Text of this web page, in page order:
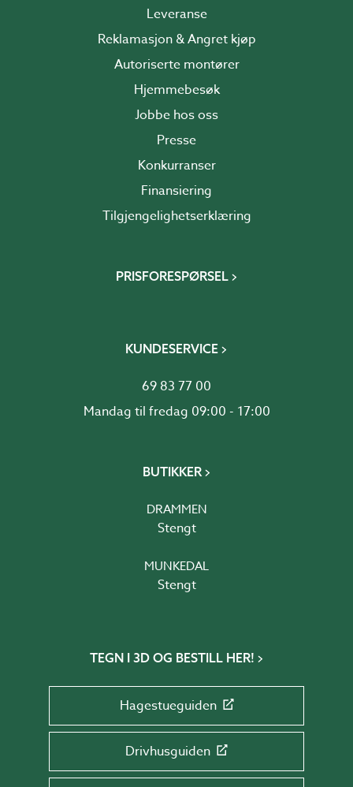
Leveranse
Reklamasjon & Angret kjøp
Autoriserte montører
Hjemmebesøk
Jobbe hos oss
Presse
Konkurranser
Finansiering
Tilgjengelighetserklæring
PRISFORESPØRSEL
KUNDESERVICE
69 83 77 00
Mandag til fredag 09:00 - 17:00
BUTIKKER
DRAMMEN
Stengt
MUNKEDAL
Stengt
TEGN I 3D OG BESTILL HER!
Hagestueguiden
Drivhusguiden